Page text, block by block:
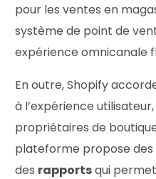
pour les ventes en
système de point de
expérience omnicanale
En outre, Shopify
à l’expérience
propriétaires de
plateforme propose des
des rapportsqui